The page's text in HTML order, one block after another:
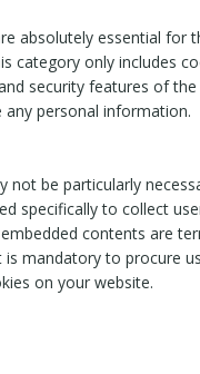
absolutely essential for
category only includes
security features of the
personal information.
not be particularly
specifically to collect
contents are
is mandatory to procure
on your website.